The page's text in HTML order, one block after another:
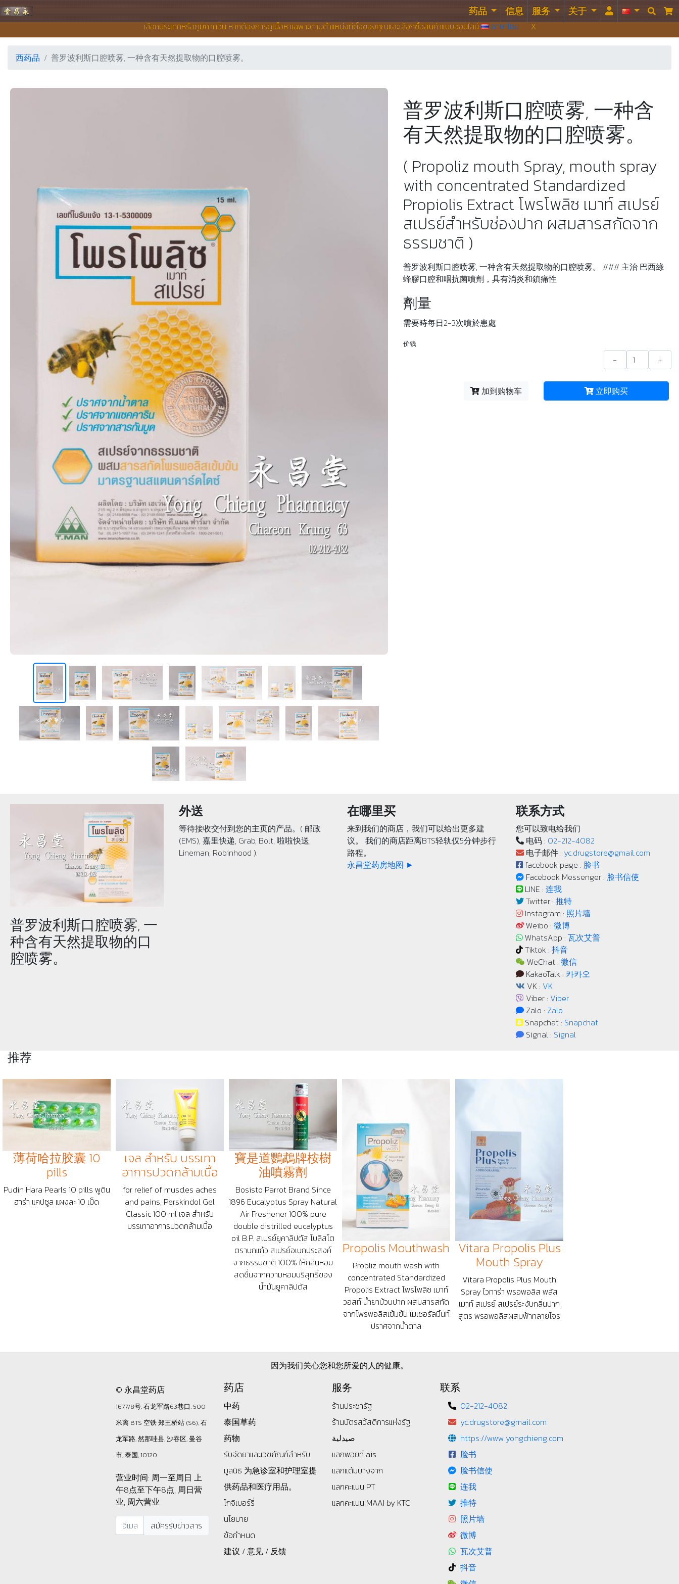
เลือกประเทศหรือภูมิภาคอื่น หากต้องการดูเนื้อหาเฉพาะตามตำแหน่งที่ตั้งของคุณและเลือกซื้อสินค้าแบบออนไลน์ ภาษาไทย X
永昌堂药店 药品 信息 服务 关于  
西药品 普罗波利斯口腔喷雾, 一种含有天然提取物的口腔喷雾。
普罗波利斯口腔喷雾, 一种含
有天然提取物的口腔喷雾。
( Propoliz mouth Spray, mouth spray
with concentrated Standardized
Propiolis Extract โพรโพลิซ เมาท์ สเปรย์
สเปรย์สำหรับช่องปาก ผสมสารสกัดจาก
ธรรมชาติ )
普罗波利斯口腔喷雾, 一种含有天然提取物的口腔喷雾。 ### 主治 巴西綠
蜂膠口腔和咽抗菌噴劑，具有消炎和鎮痛性
劑量
需要時每日2-3次噴於患處
价钱
- +
加到购物车 立即购买
普罗波利斯口腔喷雾, 一
种含有天然提取物的口
腔喷雾。
外送
等待接收交付到您的主页的产品。( 邮政
(EMS), 嘉里快递, Grab, Bolt, 啦啦快送,
Lineman, Robinhood ).
在哪里买
来到我们的商店，我们可以给出更多建
议。 我们的商店距离BTS轻轨仅5分钟步行
路程。
永昌堂药房地图 ►
联系方式
您可以致电给我们
电码 : 02-212-4082
电子邮件 : yc.drugstore@gmail.com
facebook page : 脸书
Facebook Messenger : 脸书信使
LINE : 连我
Twitter : 推特
Instagram : 照片墙
Weibo : 微博
WhatsApp : 瓦次艾普
Tiktok : 抖音
WeChat : 微信
KakaoTalk : 카카오
VK : VK
Viber : Viber
Zalo : Zalo
Snapchat : Snapchat
Signal : Signal
推荐
薄荷哈拉胶囊 10
pills
Pudin Hara Pearls 10 pills พูดิน
ฮาร่า แคปซูล แผงละ 10 เม็ด
เจล สำหรับ บรรเทา
อาการปวดกล้ามเนื้อ
for relief of muscles aches
and pains, Perskindol Gel
Classic 100 ml เจล สำหรับ
บรรเทาอาการปวดกล้ามเนื้อ
寶是道鸚鵡牌桉樹
油噴霧劑
Bosisto Parrot Brand Since
1896 Eucalyptus Spray Natural
Air Freshener 100% pure
double distrilled eucalyptus
oil B.P. สเปรย์ยูคาลิปตัส โบลิสโต
ตรานกแก้ว สเปรย์อเนกประสงค์
จากธรรมชาติ 100% ให้กลิ่นหอม
สดชื่นจากความหอมบริสุทธิ์ของ
น้ำมันยูคาลิปตัส
Propolis Mouthwash
Propliz mouth wash with
concentrated Standardized
Propolis Extract โพรโพลิซ เมาท์
วอสท์ น้ำยาบ้วนปาก ผสมสารสกัด
จากโพรพอลิสเข้มข้น เมเซอรัลมิ้นท์
ปราศจากน้ำตาล
Vitara Propolis Plus
Mouth Spray
Vitara Propolis Plus Mouth
Spray ไวทาร่า พรอพอลิส พลัส
เมาท์ สเปรย์ สเปรย์ระงับกลิ่นปาก
สูตร พรอพอลิสผสมฟ้าทลายโจร
因为我们关心您和您所爱的人的健康。
© 永昌堂药店
1677/8号, 石龙军路63巷口, 500
米离 BTS 空铁 郑王桥站 (S6), 石
龙军路, 然那哇县, 沙吞区, 曼谷
市, 泰国, 10120
营业时间: 周一至周日 上
午8点至下午8点, 周日营
业, 周六营业
药店
中药
泰国草药
药物
รับจัดยาและเวชภัณฑ์สำหรับ
มูลนิธิ 为急诊室和护理室提
供药品和医疗用品。
โกจิเบอร์รี่
นโยบาย
ข้อกำหนด
建议 / 意见 / 反馈
服务
ร้านประชารัฐ
ร้านบัตรสว้สดิการแห่งรัฐ
صيدلية
แลกพอยท์ ais
แลกแต้มบางจาก
แลกคะแนน PT
แลกคะแนน MAAI by KTC
联系
02-212-4082
yc.drugstore@gmail.com
https://www.yongchieng.com
脸书
脸书信使
连我
推特
照片墙
微博
瓦次艾普
抖音